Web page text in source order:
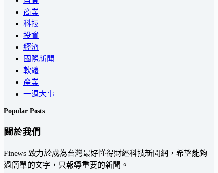
商業
科技
投資
經濟
國際新聞
軟體
產業
一週大事
Popular Posts
關於我們
Finews 致力於成為台灣最好懂得財經科技新聞網，希望能夠
過簡單的文字，只報導重要的新聞。